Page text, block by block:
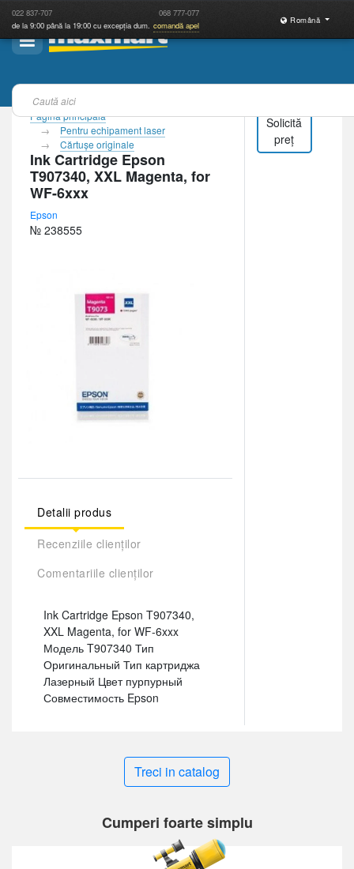
022 837-707 068 777-077
de la 9:00 până la 19:00 cu excepția dum. comandă apel
Română
Pagina principală
Pentru echipament laser
Cărtuşe originale
Ink Cartridge Epson
T907340, XXL Magenta, for
WF-6xxx
Epson
№ 238555
Detalii produs
Recenziile clienților
Comentariile clienților
Ink Cartridge Epson T907340,
XXL Magenta, for WF-6xxx
Модель T907340 Тип
Оригинальный Тип картриджа
Лазерный Цвет пурпурный
Совместимость Epson
Solicită
preț
Treci in catalog
Cumperi foarte simplu